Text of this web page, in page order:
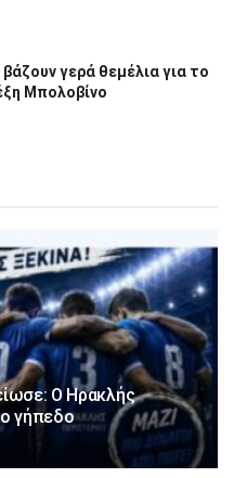
βάζουν γερά θεμέλια για το
Μπολοβίνο
Ο Ηρακλής
γήπεδο